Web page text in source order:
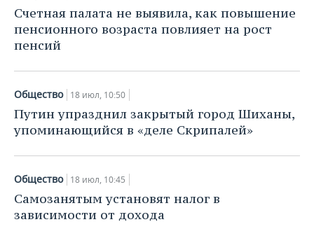
НЕФТЕХИМИЯ
НЕФТЬ
ОПК
ЭНЕРГЕТИКА
РОЗНИЧНАЯ ТОРГОВЛЯ
УСЛУГИ
НОВОСТИ ТЕХНОЛОГИЙ
МЕДИА
ТЕЛЕКОММУНИКАЦИИ
МЕРОПРИЯТИЯ
ВЫЕЗДНАЯ РЕДАКЦИЯ
БИЗНЕС-БРАНЧИ
ONLINE-КОНФЕРЕНЦИИ
ОТКРЫТАЯ ЛЕКЦИЯ
НОВОСТИ СПОРТА
ФУТБОЛ
ХОККЕЙ
БАСКЕТБОЛ
ВОЛЕЙБОЛ
ОБЩЕСТВО
НОВОСТИ ОБЩЕСТВА
ВЛАСТЬ
ИНФРАСТРУКТУРА
ИСТОРИЯ
ФОТОГАЛЕРЕЯ
СЮЖЕТЫ
СПРАВОЧНИК
СПИСОК ПЕРСОН
ПОЛНАЯ ВЕРСИЯ
Счетная палата не выявила, как повышение
пенсионного возраста повлияет на рост
пенсий
Общество 18 июл, 10:50
Путин упразднил закрытый город Шиханы,
упоминающийся в «деле Скрипалей»
Общество 18 июл, 10:45
Самозанятым установят налог в
зависимости от дохода